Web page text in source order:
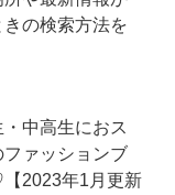
の検索方法を
・中高生におス
ァッションブ
2023年1月更新